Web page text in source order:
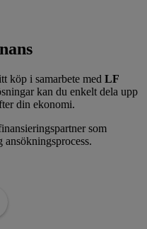
köp i samarbete med LF
kan du enkelt dela upp
din ekonomi.
som